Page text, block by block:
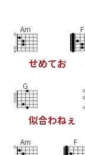
Am
せめてお
F
G
似合わねぇ
Am F